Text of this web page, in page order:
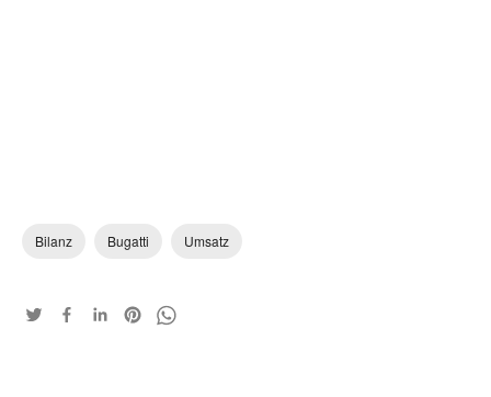
Bilanz Bugatti Umsatz